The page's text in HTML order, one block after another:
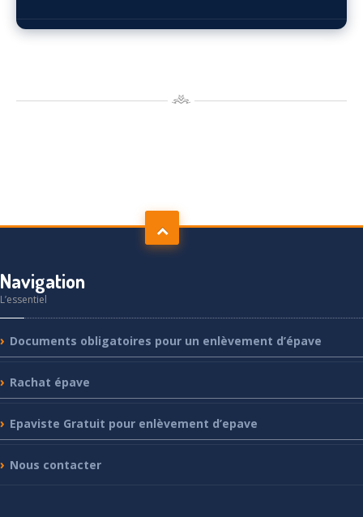
Navigation
L’essentiel
Documents obligatoires pour un enlèvement d’épave
Rachat épave
Epaviste Gratuit pour enlèvement d’epave
Nous contacter